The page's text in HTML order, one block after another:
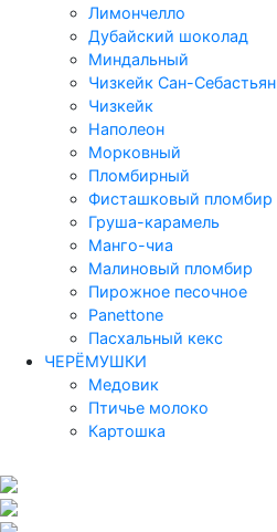
Лимончелло
Дубайский шоколад
Миндальный
Чизкейк Сан-Себастьян
Чизкейк
Наполеон
Морковный
Пломбирный
Фисташковый пломбир
Груша-карамель
Манго-чиа
Малиновый пломбир
Пирожное песочное
Panettone
Пасхальный кекс
ЧЕРЁМУШКИ
Медовик
Птичье молоко
Картошка